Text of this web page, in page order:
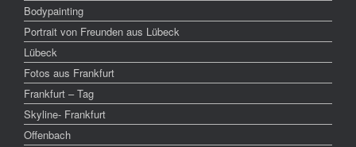
Bodypainting
Portrait von Freunden aus Lübeck
Lübeck
Fotos aus Frankfurt
Frankfurt – Tag
Skyline- Frankfurt
Offenbach